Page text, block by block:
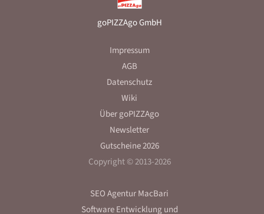
goPIZZAgo GmbH
Impressum
AGB
Datenschutz
Wiki
Über goPIZZAgo
Newsletter
Gutscheine 2026
Copyright © 2013-2026
SEO Agentur MacBari
Software Entwicklungund